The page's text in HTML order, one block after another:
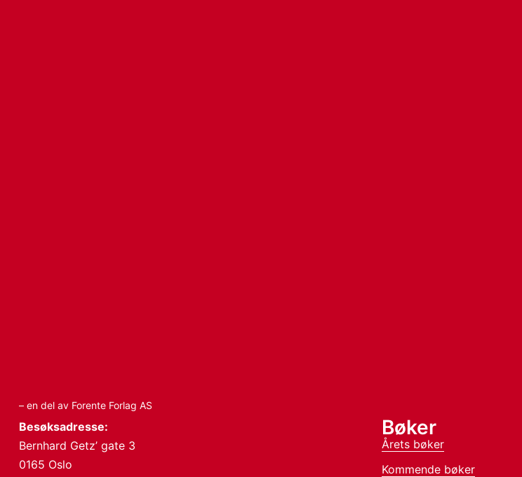
– en del av Forente Forlag AS
Besøksadresse:
Bernhard Getz’ gate 3
0165 Oslo
Bøker
Årets bøker
Kommende bøker